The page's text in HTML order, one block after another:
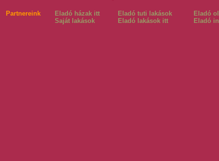
Partnereink Eladó házak itt Eladó tuti lakások
Eladó
Saját lakások
Eladó lakások itt Eladó